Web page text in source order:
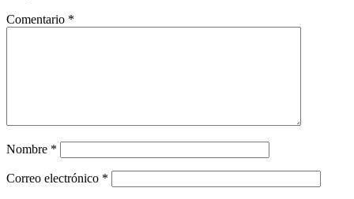
Comentario *
Nombre *
Correo electrónico *